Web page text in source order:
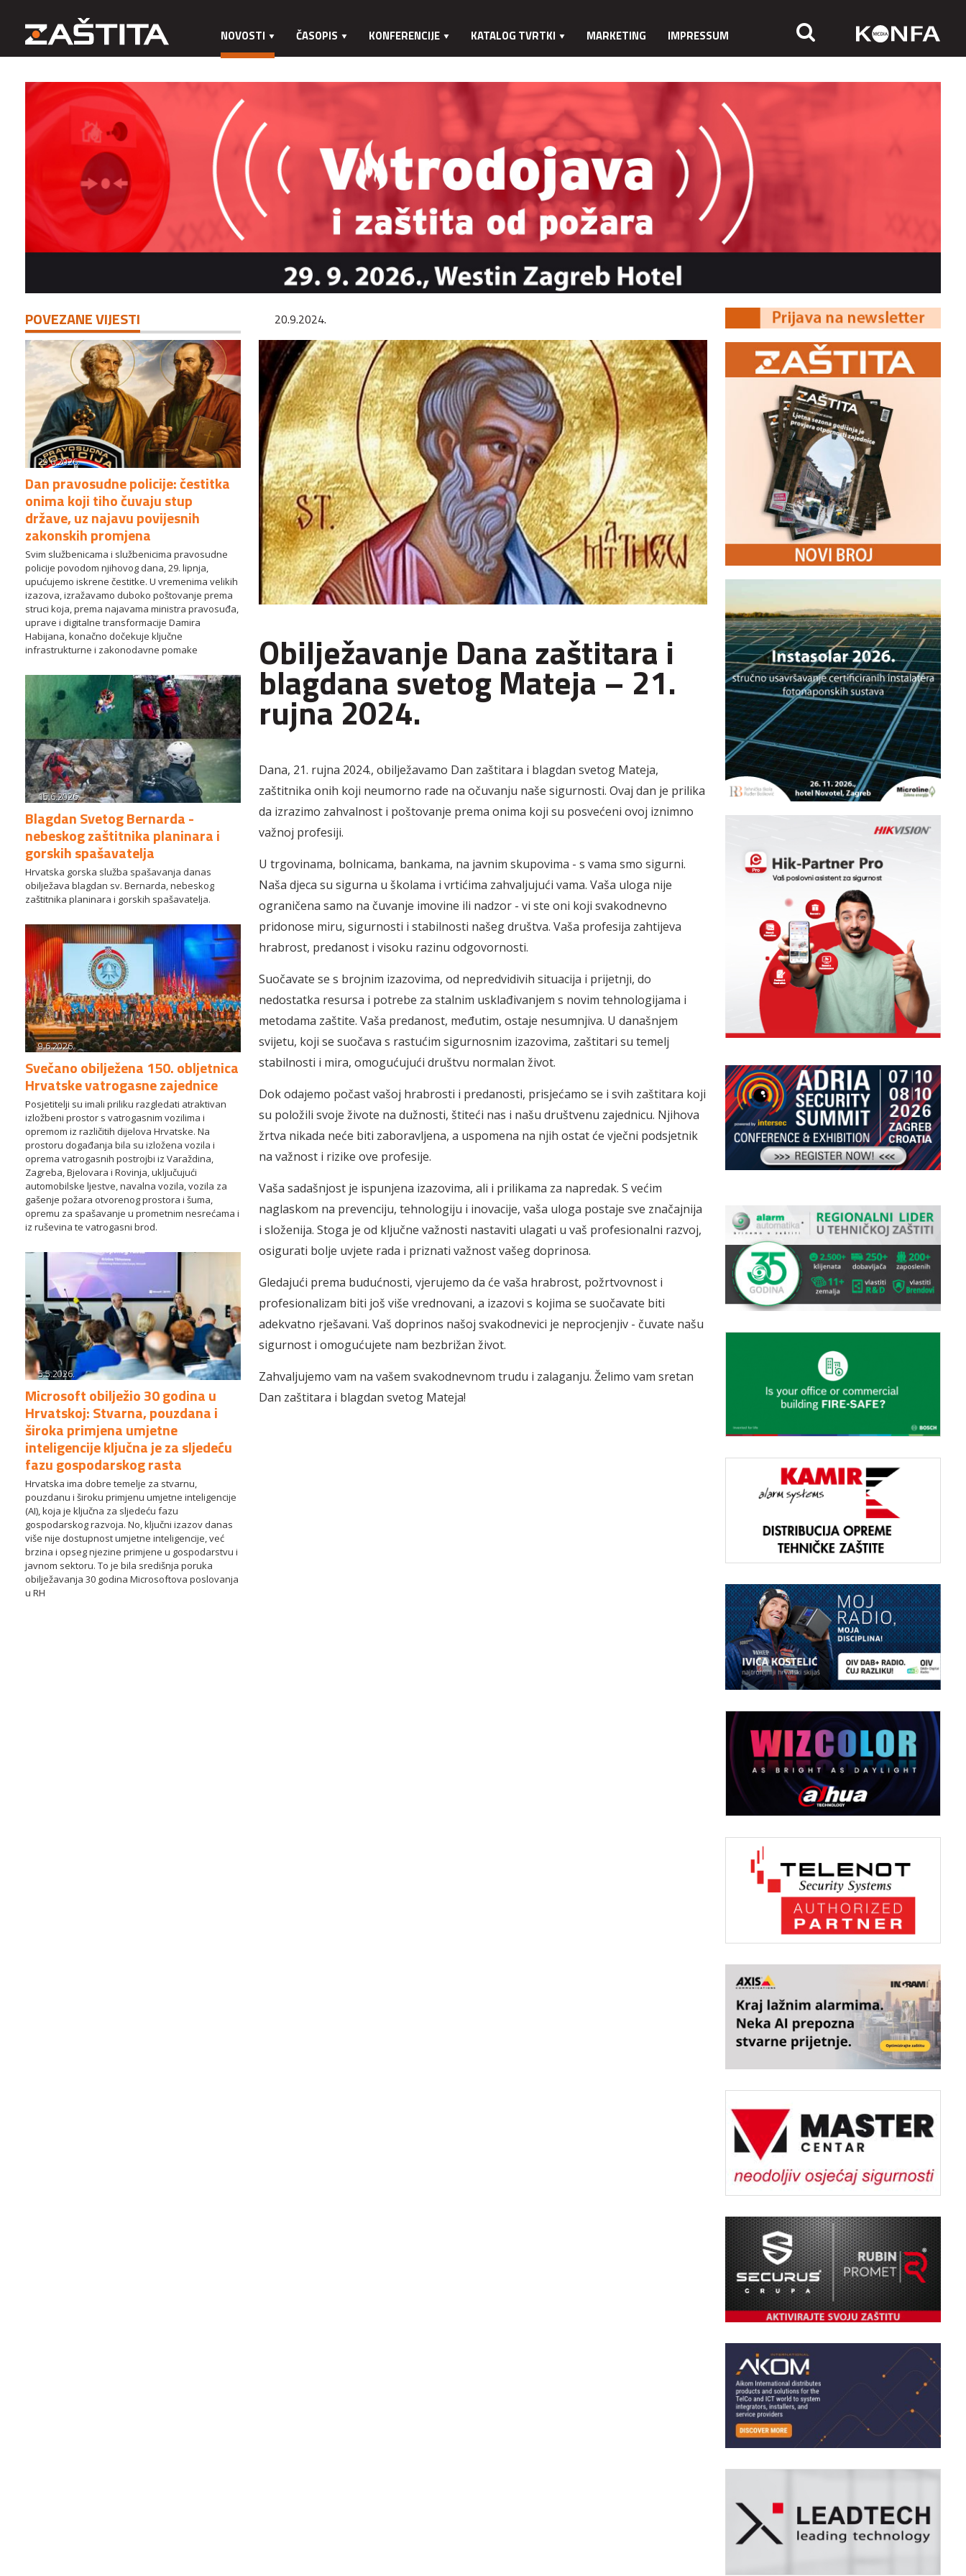
NOVOSTI ČASOPIS KONFERENCIJE KATALOG TVRTKI MARKETING IMPRESSUM
POVEZANE VIJESTI
29.6.2026.
Dan pravosudne policije: čestitka
onima koji tiho čuvaju stup
države, uz najavu povijesnih
zakonskih promjena
Svim službenicama i službenicima pravosudne
policije povodom njihovog dana, 29. lipnja,
upućujemo iskrene čestitke. U vremenima velikih
izazova, izražavamo duboko poštovanje prema
struci koja, prema najavama ministra pravosuđa,
uprave i digitalne transformacije Damira
Habijana, konačno dočekuje ključne
infrastrukturne i zakonodavne pomake
15.6.2026.
Blagdan Svetog Bernarda -
nebeskog zaštitnika planinara i
gorskih spašavatelja
Hrvatska gorska služba spašavanja danas
obilježava blagdan sv. Bernarda, nebeskog
zaštitnika planinara i gorskih spašavatelja.
9.6.2026.
Svečano obilježena 150. obljetnica
Hrvatske vatrogasne zajednice
Posjetitelji su imali priliku razgledati atraktivan
izložbeni prostor s vatrogasnim vozilima i
opremom iz različitih dijelova Hrvatske. Na
prostoru događanja bila su izložena vozila i
oprema vatrogasnih postrojbi iz Varaždina,
Zagreba, Bjelovara i Rovinja, uključujući
automobilske ljestve, navalna vozila, vozila za
gašenje požara otvorenog prostora i šuma,
opremu za spašavanje u prometnim nesrećama i
iz ruševina te vatrogasni brod.
5.5.2026.
Microsoft obilježio 30 godina u
Hrvatskoj: Stvarna, pouzdana i
široka primjena umjetne
inteligencije ključna je za sljedeću
fazu gospodarskog rasta
Hrvatska ima dobre temelje za stvarnu,
pouzdanu i široku primjenu umjetne inteligencije
(AI), koja je ključna za sljedeću fazu
gospodarskog razvoja. No, ključni izazov danas
više nije dostupnost umjetne inteligencije, već
brzina i opseg njezine primjene u gospodarstvu i
javnom sektoru. To je bila središnja poruka
obilježavanja 30 godina Microsoftova poslovanja
u RH
20.9.2024.
Obilježavanje Dana zaštitara i
blagdana svetog Mateja – 21.
rujna 2024.
Dana, 21. rujna 2024., obilježavamo Dan zaštitara i blagdan svetog Mateja,
zaštitnika onih koji neumorno rade na očuvanju naše sigurnosti. Ovaj dan je prilika
da izrazimo zahvalnost i poštovanje prema onima koji su posvećeni ovoj iznimno
važnoj profesiji.
U trgovinama, bolnicama, bankama, na javnim skupovima - s vama smo sigurni.
Naša djeca su sigurna u školama i vrtićima zahvaljujući vama. Vaša uloga nije
ograničena samo na čuvanje imovine ili nadzor - vi ste oni koji svakodnevno
pridonose miru, sigurnosti i stabilnosti našeg društva. Vaša profesija zahtijeva
hrabrost, predanost i visoku razinu odgovornosti.
Suočavate se s brojnim izazovima, od nepredvidivih situacija i prijetnji, do
nedostatka resursa i potrebe za stalnim usklađivanjem s novim tehnologijama i
metodama zaštite. Vaša predanost, međutim, ostaje nesumnjiva. U današnjem
svijetu, koji se suočava s rastućim sigurnosnim izazovima, zaštitari su temelj
stabilnosti i mira, omogućujući društvu normalan život.
Dok odajemo počast vašoj hrabrosti i predanosti, prisjećamo se i svih zaštitara koji
su položili svoje živote na dužnosti, štiteći nas i našu društvenu zajednicu. Njihova
žrtva nikada neće biti zaboravljena, a uspomena na njih ostat će vječni podsjetnik
na važnost i rizike ove profesije.
Vaša sadašnjost je ispunjena izazovima, ali i prilikama za napredak. S većim
naglaskom na prevenciju, tehnologiju i inovacije, vaša uloga postaje sve značajnija
i složenija. Stoga je od ključne važnosti nastaviti ulagati u vaš profesionalni razvoj,
osigurati bolje uvjete rada i priznati važnost vašeg doprinosa.
Gledajući prema budućnosti, vjerujemo da će vaša hrabrost, požrtvovnost i
profesionalizam biti još više vrednovani, a izazovi s kojima se suočavate biti
adekvatno rješavani. Vaš doprinos našoj svakodnevici je neprocjenjiv - čuvate našu
sigurnost i omogućujete nam bezbrižan život.
Zahvaljujemo vam na vašem svakodnevnom trudu i zalaganju. Želimo vam sretan
Dan zaštitara i blagdan svetog Mateja!